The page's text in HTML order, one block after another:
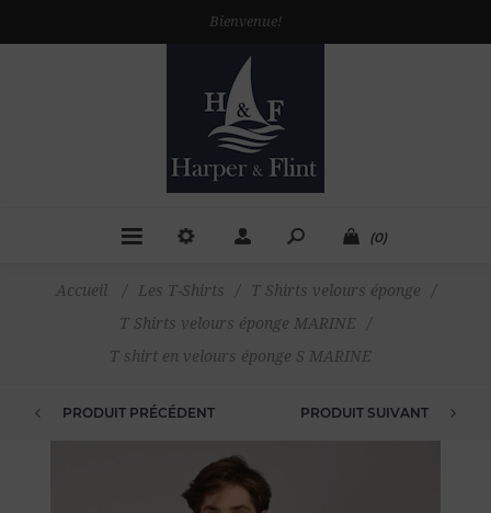
Bienvenue!
(0)
Accueil / Les T-Shirts / T Shirts velours éponge
/
T Shirts velours éponge MARINE
/
T shirt en velours éponge S MARINE
PRODUIT PRÉCÉDENT PRODUIT SUIVANT